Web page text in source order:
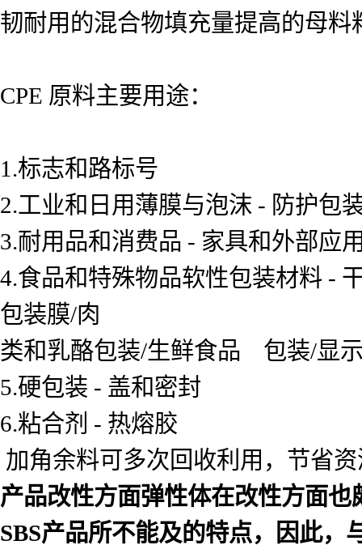
韧耐用的混合物填充量提高的母料
CPE 原料主要用途：
1.标志和路标号
2.工业和日用薄膜与泡沫 - 防护包
3.耐用品和消费品 - 家具和外部应
4.食品和特殊物品软性包装材料 -
包装膜/肉
类和乳酪包装/生鲜食品 包装/显
5.硬包装 - 盖和密封
6.粘合剂 - 热熔胶
加角余料可多次回收利用，节省
产品改性方面弹性体在改性方面
SBS产品所不能及的特点，因此，